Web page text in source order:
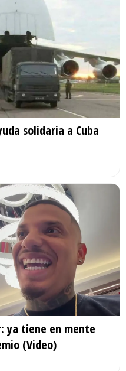
solidaria a Cuba
ya tiene en mente
(Video)